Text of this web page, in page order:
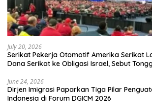
July 20, 2026
Serikat Pekerja Otomotif Amerika Serikat
Dana Serikat ke Obligasi Israel, Sebut
June 24, 2026
Dirjen Imigrasi Paparkan Tiga Pilar
Indonesia di Forum DGICM 2026